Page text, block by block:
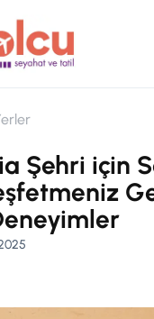
Şehri için